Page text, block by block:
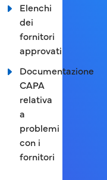
Elenchi
dei
fornitori
approvati
Documentazione
CAPA
relativa
a
problemi
con i
fornitori